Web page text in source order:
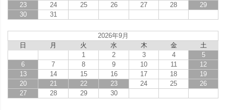
23
24 25 26 27 28
29
30
31
2026年9月
日
月 火 水 木 金
土
1
2 3 4
5
6
7 8 9 10 11
12
13
14 15 16 17 18
19
20
21 22 23 24 25
26
27
28 29 30